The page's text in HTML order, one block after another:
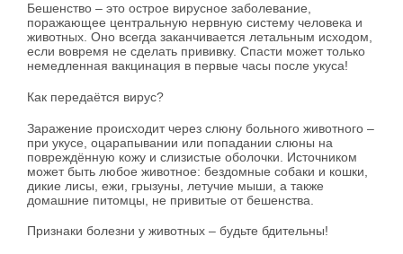
Бешенство – это острое вирусное заболевание,
поражающее центральную нервную систему человека и
животных. Оно всегда заканчивается летальным исходом,
если вовремя не сделать прививку. Спасти может только
немедленная вакцинация в первые часы после укуса!
Как передаётся вирус?
Заражение происходит через слюну больного животного –
при укусе, оцарапывании или попадании слюны на
повреждённую кожу и слизистые оболочки. Источником
может быть любое животное: бездомные собаки и кошки,
дикие лисы, ежи, грызуны, летучие мыши, а также
домашние питомцы, не привитые от бешенства.
Признаки болезни у животных – будьте бдительны!